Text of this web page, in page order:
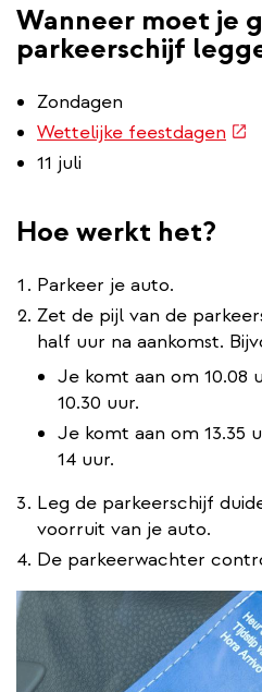
Wanneer moet je
parkeerschijf
Zondagen
Wettelijke feestdagen
11 juli
Hoe werkt het?
Parkeer je auto.
Zet de pijl van de
half uur na aankomst.
Je komt aan om 10.08
10.30 uur.
Je komt aan om 13.35
14 uur.
Leg de parkeerschijf
voorruit van je auto.
De parkeerwachter